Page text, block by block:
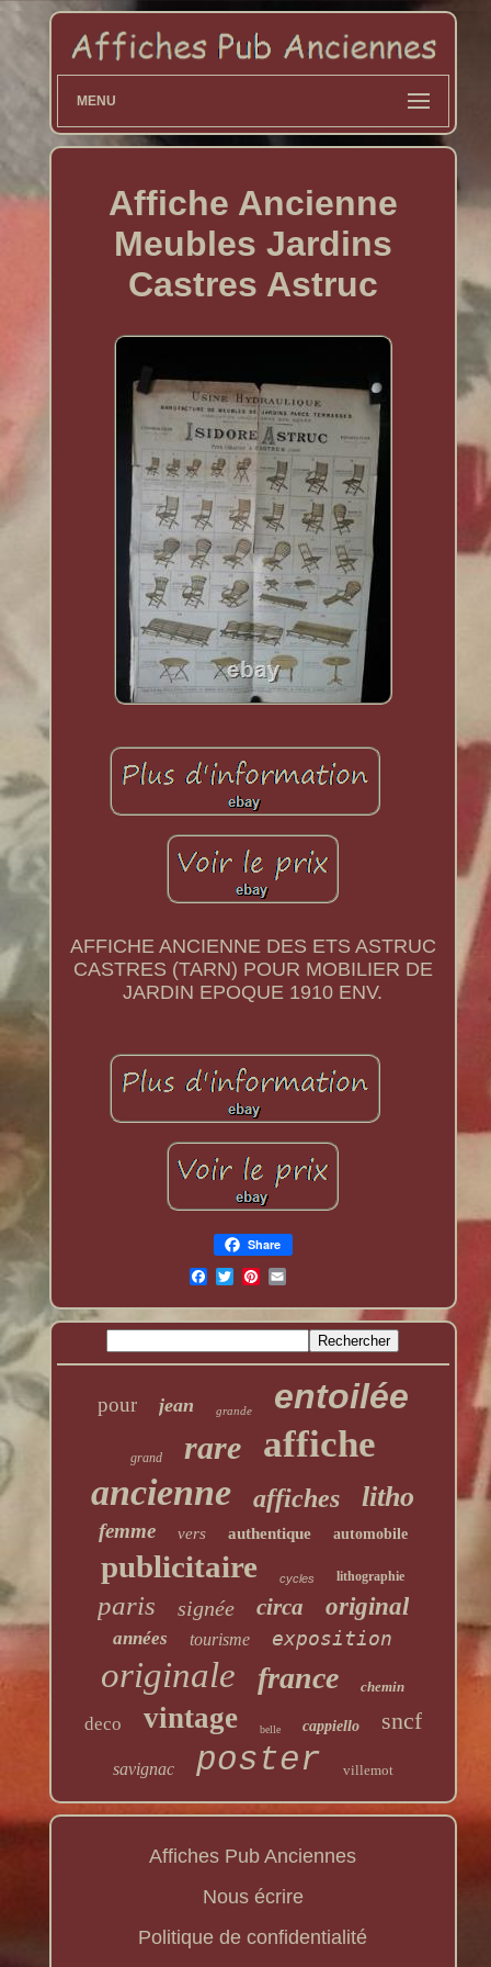
MENU
Affiche Ancienne
Meubles Jardins
Castres Astruc
AFFICHE ANCIENNE DES ETS ASTRUC
CASTRES (TARN) POUR MOBILIER DE
JARDIN EPOQUE 1910 ENV.
Share
pour jean grande entoilée
grand rare affiche
ancienne affiches litho
femme vers authentique automobile
publicitaire cycles lithographie
paris signée circa original
années tourisme exposition
originale france chemin
deco vintage belle cappiello sncf
savignac poster villemot
Affiches Pub Anciennes
Nous écrire
Politique de confidentialité